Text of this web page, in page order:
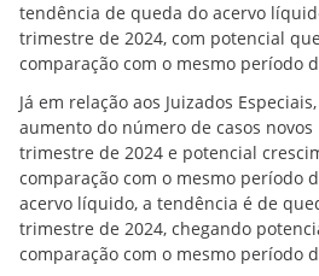
tendência de queda do acervo
trimestre de 2024, com potencial
comparação com o mesmo período
Já em relação aos Juizados
aumento do número de casos
trimestre de 2024 e potencial
comparação com o mesmo período
acervo líquido, a tendência é de
trimestre de 2024, chegando
comparação com o mesmo período